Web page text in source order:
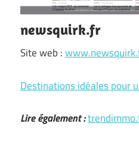
newsquirk.fr
Site web :
Destinations idéales pour
Lire également :